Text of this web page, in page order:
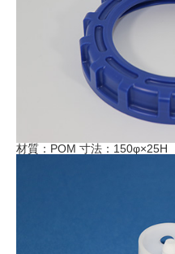
材質：POM 寸法：150φ×25H